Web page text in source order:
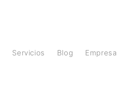
Servicios Blog Empresa